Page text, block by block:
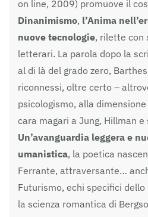
on line, 2009) promuove il
Dinanimismo, l’Anima
nuove tecnologie, rilette con
letterari. La parola dopo la
al di là del grado zero,
riconnessi, oltre certo –
psicologismo, alla
cara magari a Jung, Hillman e
Un’avanguardia leggera e
umanistica, la poetica
Ferrante, attraversante…
Futurismo, echi specifici
la scienza romantica di